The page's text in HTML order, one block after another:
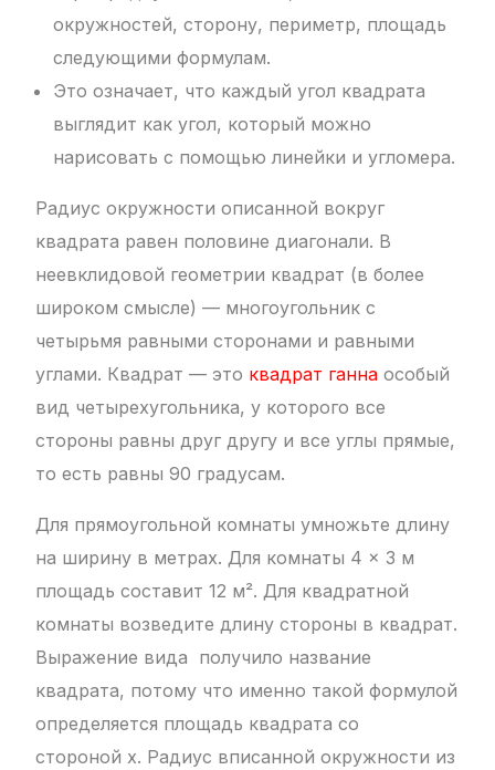
окружностей, сторону, периметр, площадь
следующими формулам.
Это означает, что каждый угол квадрата
выглядит как угол, который можно
нарисовать с помощью линейки и угломера.
Радиус окружности описанной вокруг
квадрата равен половине диагонали. В
неевклидовой геометрии квадрат (в более
широком смысле) — многоугольник с
четырьмя равными сторонами и равными
углами. Квадрат — это квадрат ганна особый
вид четырехугольника, у которого все
стороны равны друг другу и все углы прямые,
то есть равны 90 градусам.
Для прямоугольной комнаты умножьте длину
на ширину в метрах. Для комнаты 4 × 3 м
площадь составит 12 м². Для квадратной
комнаты возведите длину стороны в квадрат.
Выражение вида получило название
квадрата, потому что именно такой формулой
определяется площадь квадрата со
стороной x. Радиус вписанной окружности из